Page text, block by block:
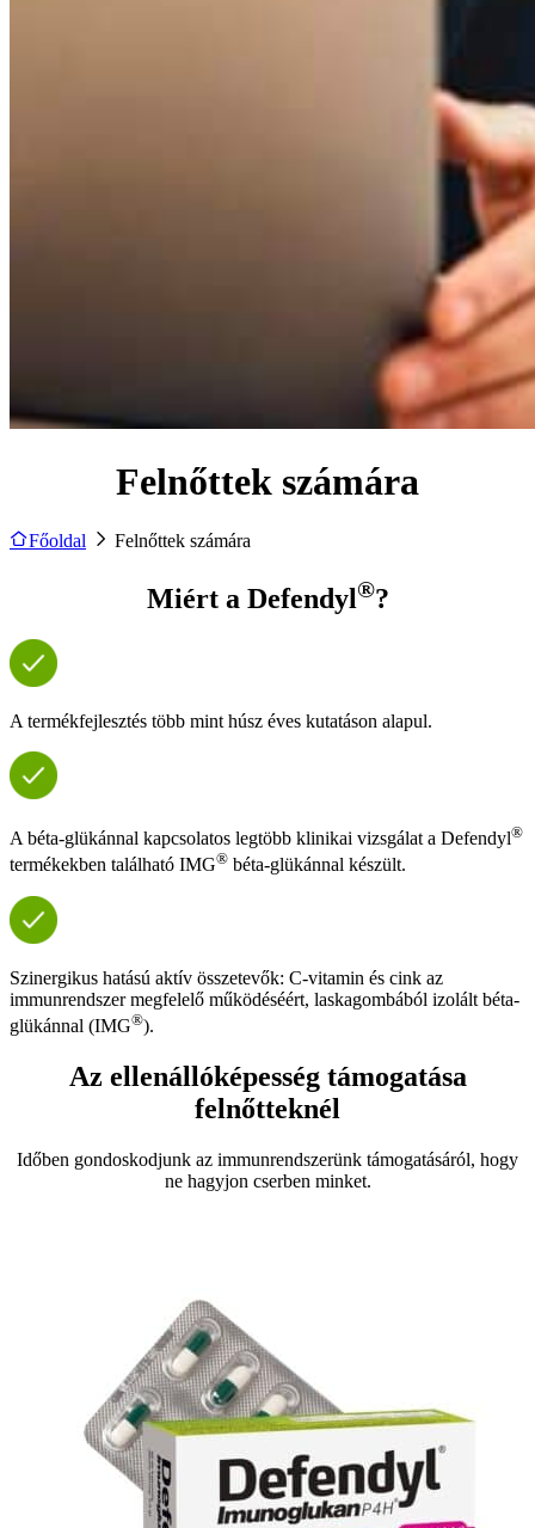
Felnőttek számára
Főoldal Felnőttek számára
Miért a Defendyl ®?
A termékfejlesztés több mint húsz éves kutatáson alapul.
A béta-glükánnal kapcsolatos legtöbb klinikai vizsgálat a Defendyl®
termékekben található IMG® béta-glükánnal készült.
Szinergikus hatású aktív összetevők: C-vitamin és cink az
immunrendszer megfelelő működéséért, laskagombából izolált béta-
glükánnal (IMG®).
Az ellenállóképesség támogatása
felnőtteknél
Időben gondoskodjunk az immunrendszerünk támogatásáról, hogy
ne hagyjon cserben minket.